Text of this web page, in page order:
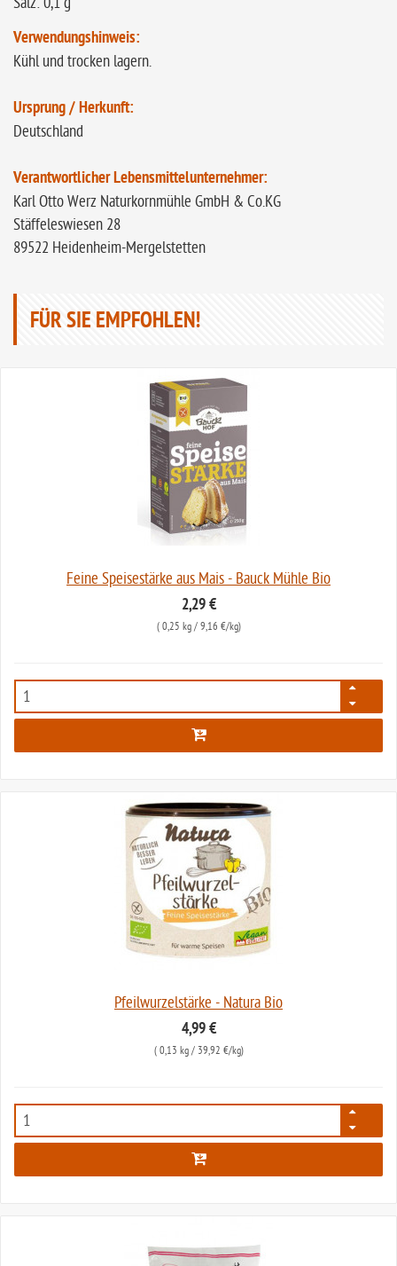
Verwendungshinweis:
Kühl und trocken lagern.
Ursprung / Herkunft:
Deutschland
Verantwortlicher Lebensmittelunternehmer:
Karl Otto Werz Naturkornmühle GmbH & Co.KG
Stäffeleswiesen 28
89522 Heidenheim-Mergelstetten
FÜR SIE EMPFOHLEN!
Feine Speisestärke aus Mais - Bauck Mühle Bio
2,29 €
( 0,25 kg/ 9,16 €/kg)
127
Pfeilwurzelstärke - Natura Bio
4,99 €
( 0,13 kg/ 39,92 €/kg)
718